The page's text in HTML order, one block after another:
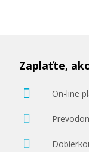
Zaplaťte,
On-line